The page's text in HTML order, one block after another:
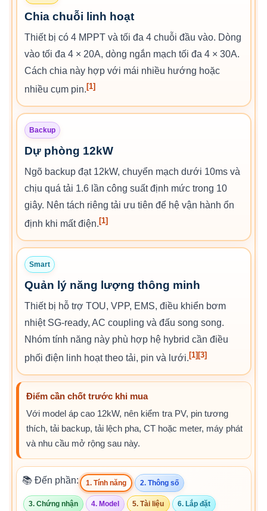
Chia chuỗi linh hoạt
Thiết bị có 4 MPPT và tối đa 4 chuỗi đầu vào. Dòng
vào tối đa 4 × 20A, dòng ngắn mạch tối đa 4 × 30A.
Cách chia này hợp với mái nhiều hướng hoặc
nhiều cụm pin. [1]
Backup
Dự phòng 12kW
Ngõ backup đạt 12kW, chuyển mạch dưới 10ms và
chịu quá tải 1.6 lần công suất định mức trong 10
giây. Nên tách riêng tải ưu tiên để hệ vận hành ổn
định khi mất điện. [1]
Smart
Quản lý năng lượng thông minh
Thiết bị hỗ trợ TOU, VPP, EMS, điều khiển bơm
nhiệt SG-ready, AC coupling và đấu song song.
Nhóm tính năng này phù hợp hệ hybrid cần điều
phối điện linh hoạt theo tải, pin và lưới. [1] [3]
Điểm cần chốt trước khi mua
Với model áp cao 12kW, nên kiểm tra PV, pin tương
thích, tải backup, tải lệch pha, CT hoặc meter, máy phát
và nhu cầu mở rộng sau này.
📚 Đến phần: 1. Tính năng 2. Thông số
3. Chứng nhận 4. Model 5. Tài liệu 6. Lắp đặt